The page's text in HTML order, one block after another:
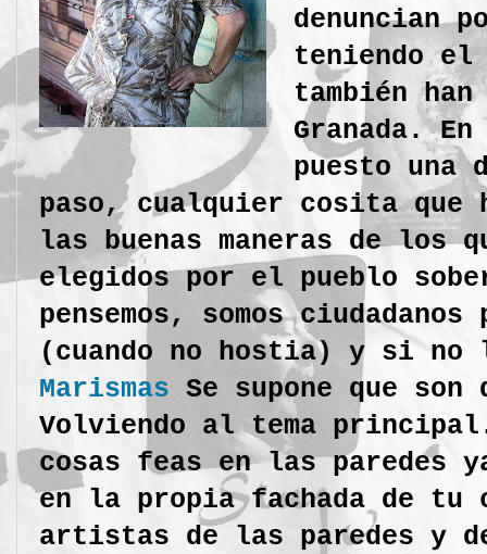
denuncian
teniendo el
también
Granada.
puesto una
paso, cualquier cosita que
las buenas maneras de los
elegidos por el pueblo
pensemos, somos
(cuando no hostia) y si no
Marismas Se supone que
Volviendo al tema
cosas feas en las paredes
en la propia fachada de tu
artistas de las paredes y